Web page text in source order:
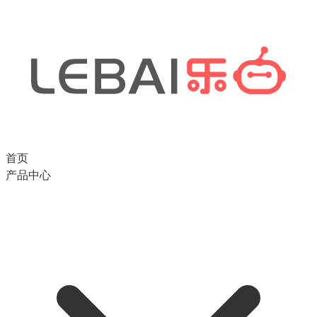
首页
产品中心